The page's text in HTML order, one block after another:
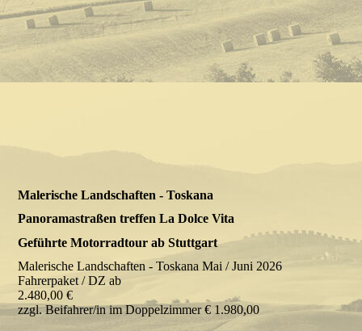
Malerische Landschaften - Toskana
Panoramastraßen treffen La Dolce Vita
Geführte Motorradtour ab Stuttgart
Malerische Landschaften - Toskana Mai / Juni 2026
Fahrerpaket / DZ ab
2.480,00 €
zzgl. Beifahrer/in im Doppelzimmer € 1.980,00